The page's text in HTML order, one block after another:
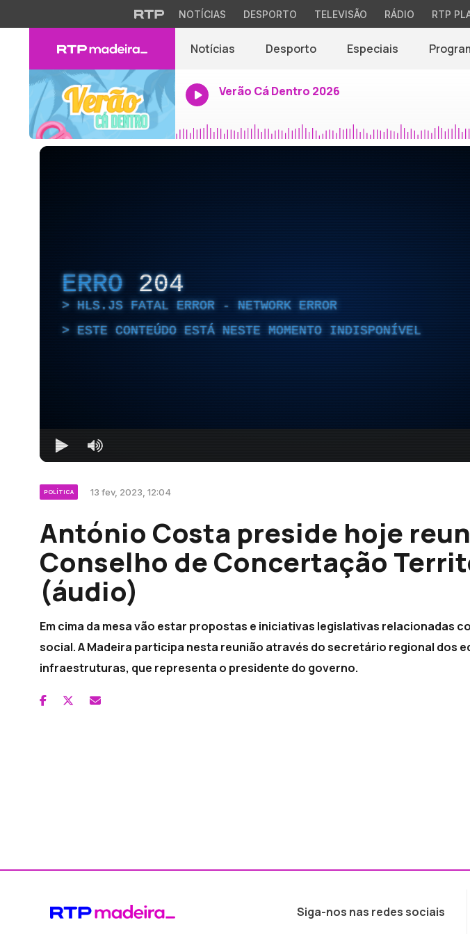
NOTÍCIAS DESPORTO TELEVISÃO RÁDIO RTP
Notícias Desporto Especiais
Verão Cá Dentro 2026
ERRO 204
HLS.JS FATAL ERROR - NETWORK ERROR
ESTE CONTEÚDO ESTÁ NESTE MOMENTO INDISPONÍVEL
POLÍTICA 13 fev, 2023, 12:04
António Costa preside hoje
Conselho de Concertação
(áudio)
Em cima da mesa vão estar propostas e iniciativas legislativas relacionadas
social. A Madeira participa nesta reunião através do secretário regional dos
infraestruturas, que representa o presidente do governo.
Siga-nos nas redes sociais